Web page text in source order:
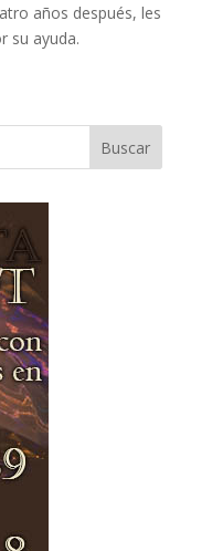
años después, les
su ayuda.